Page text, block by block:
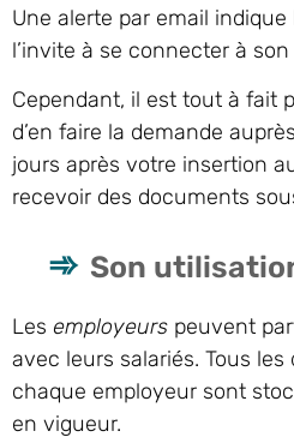
Une alerte par email
l’invite à se connecter à
Cependant, il est tout à fait
d’en faire la demande
jours après votre insertion
recevoir des documents
Son
Les employeurs peuvent
avec leurs salariés. Tous
chaque employeur sont
en vigueur.